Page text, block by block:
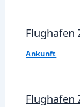
Flughafen
Ankunft
Flughafen